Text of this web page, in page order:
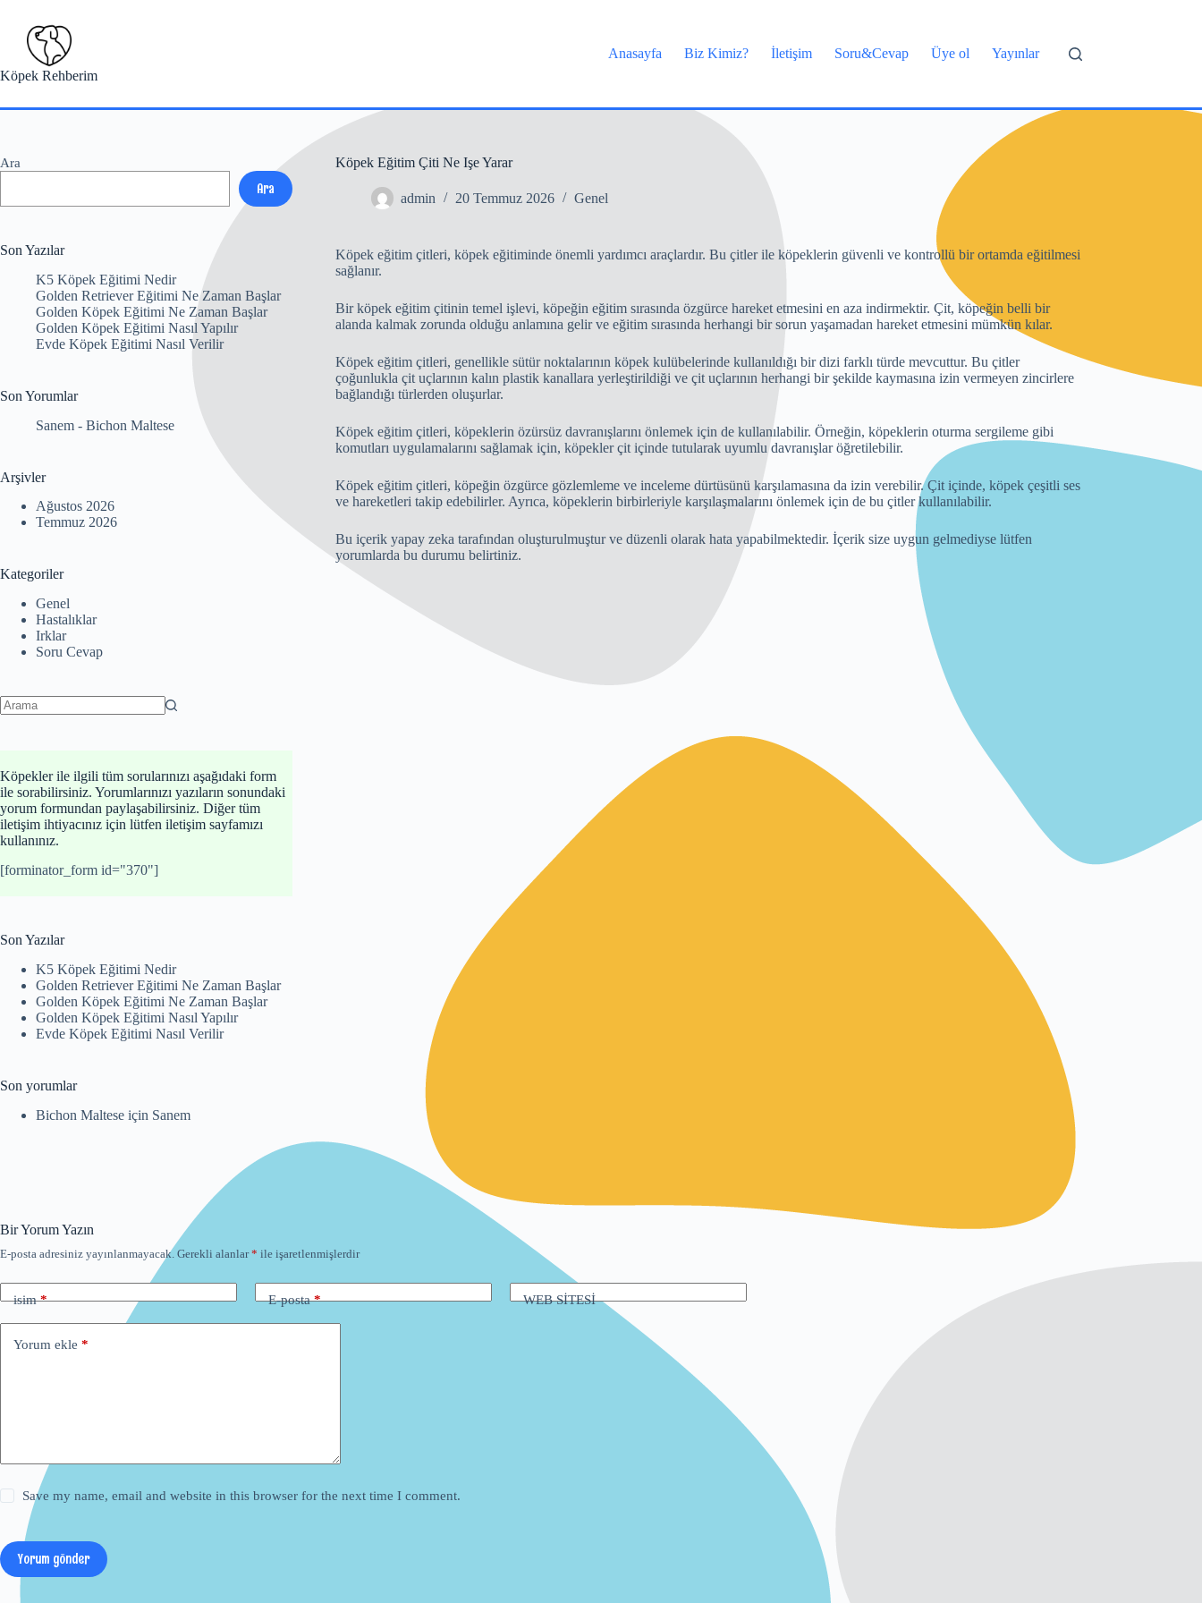
content
Köpek Rehberim
Anasayfa Biz Kimiz? İletişim Soru&Cevap Üye ol Yayınlar
Köpek Eğitim Çiti Ne Işe Yarar
admin 20 Temmuz 2026 Genel
Köpek eğitim çitleri, köpek eğitiminde önemli yardımcı araçlardır. Bu çitler ile köpeklerin güvenli ve kontrollü bir ortamda eğitilmesi
sağlanır.
Bir köpek eğitim çitinin temel işlevi, köpeğin eğitim sırasında özgürce hareket etmesini en aza indirmektir. Çit, köpeğin belli bir
alanda kalmak zorunda olduğu anlamına gelir ve eğitim sırasında herhangi bir sorun yaşamadan hareket etmesini mümkün kılar.
Köpek eğitim çitleri, genellikle sütür noktalarının köpek kulübelerinde kullanıldığı bir dizi farklı türde mevcuttur. Bu çitler
çoğunlukla çit uçlarının kalın plastik kanallara yerleştirildiği ve çit uçlarının herhangi bir şekilde kaymasına izin vermeyen zincirlere
bağlandığı türlerden oluşurlar.
Köpek eğitim çitleri, köpeklerin özürsüz davranışlarını önlemek için de kullanılabilir. Örneğin, köpeklerin oturma sergileme gibi
komutları uygulamalarını sağlamak için, köpekler çit içinde tutularak uyumlu davranışlar öğretilebilir.
Köpek eğitim çitleri, köpeğin özgürce gözlemleme ve inceleme dürtüsünü karşılamasına da izin verebilir. Çit içinde, köpek çeşitli ses
ve hareketleri takip edebilirler. Ayrıca, köpeklerin birbirleriyle karşılaşmalarını önlemek için de bu çitler kullanılabilir.
Bu içerik yapay zeka tarafından oluşturulmuştur ve düzenli olarak hata yapabilmektedir. İçerik size uygun gelmediyse lütfen
yorumlarda bu durumu belirtiniz.
Ara
Ara
Son Yazılar
K5 Köpek Eğitimi Nedir
Golden Retriever Eğitimi Ne Zaman Başlar
Golden Köpek Eğitimi Ne Zaman Başlar
Golden Köpek Eğitimi Nasıl Yapılır
Evde Köpek Eğitimi Nasıl Verilir
Son Yorumlar
Sanem - Bichon Maltese
Arşivler
Ağustos 2026
Temmuz 2026
Kategoriler
Genel
Hastalıklar
Irklar
Soru Cevap
Köpekler ile ilgili tüm sorularınızı aşağıdaki form
ile sorabilirsiniz. Yorumlarınızı yazıların sonundaki
yorum formundan paylaşabilirsiniz. Diğer tüm
iletişim ihtiyacınız için lütfen iletişim sayfamızı
kullanınız.
[forminator_form id="370"]
Son Yazılar
K5 Köpek Eğitimi Nedir
Golden Retriever Eğitimi Ne Zaman Başlar
Golden Köpek Eğitimi Ne Zaman Başlar
Golden Köpek Eğitimi Nasıl Yapılır
Evde Köpek Eğitimi Nasıl Verilir
Son yorumlar
Bichon Maltese için Sanem
Bir Yorum Yazın
E-posta adresiniz yayınlanmayacak. Gerekli alanlar* ile işaretlenmişlerdir
isim* E-posta* WEB SİTESİ
Yorum ekle *
Save my name, email and website in this browser for the next time I comment.
Yorum gönder